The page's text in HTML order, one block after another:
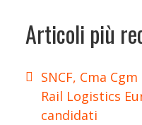
Articoli più
SNCF, Cma
Rail Logistics
candidati